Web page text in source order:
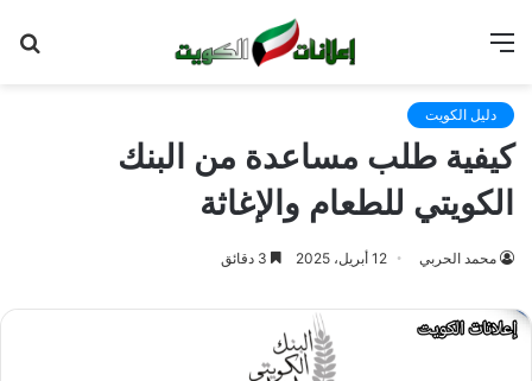
دليل الكويت
كيفية طلب مساعدة من البنك
الكويتي للطعام والإغاثة
محمد الحربي 12 أبريل، 2025